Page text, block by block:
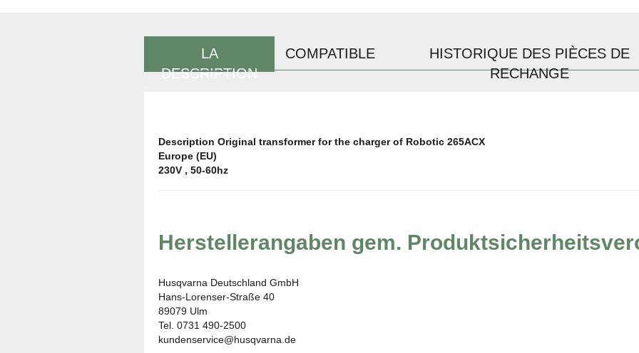
LA
DESCRIPTION
COMPATIBLE
HISTORIQUE DES PIÈCES DE
RECHANGE
Description Original transformer for the charger of Robotic 265ACX
Europe (EU)
230V , 50-60hz
Herstellerangaben gem.
Husqvarna Deutschland GmbH
Hans-Lorenser-Straße 40
89079 Ulm
Tel. 0731 490-2500
kundenservice@husqvarna.de